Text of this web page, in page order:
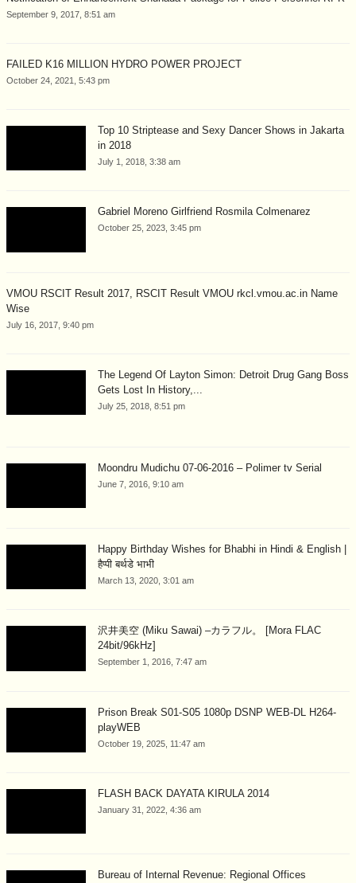
September 9, 2017, 8:51 am
FAILED K16 MILLION HYDRO POWER PROJECT
October 24, 2021, 5:43 pm
Top 10 Striptease and Sexy Dancer Shows in Jakarta
in 2018
July 1, 2018, 3:38 am
Gabriel Moreno Girlfriend Rosmila Colmenarez
October 25, 2023, 3:45 pm
VMOU RSCIT Result 2017, RSCIT Result VMOU rkcl.vmou.ac.in Name
Wise
July 16, 2017, 9:40 pm
The Legend Of Layton Simon: Detroit Drug Gang Boss
Gets Lost In History,...
July 25, 2018, 8:51 pm
Moondru Mudichu 07-06-2016 – Polimer tv Serial
June 7, 2016, 9:10 am
Happy Birthday Wishes for Bhabhi in Hindi & English |
हैप्पी बर्थडे भाभी
March 13, 2020, 3:01 am
沢井美空 (Miku Sawai) –カラフル。 [Mora FLAC
24bit/96kHz]
September 1, 2016, 7:47 am
Prison Break S01-S05 1080p DSNP WEB-DL H264-
playWEB
October 19, 2025, 11:47 am
FLASH BACK DAYATA KIRULA 2014
January 31, 2022, 4:36 am
Bureau of Internal Revenue: Regional Offices